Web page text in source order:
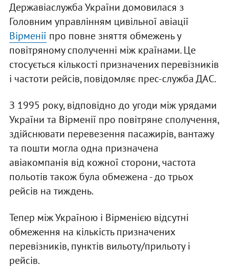
Державіаслужба України домовилася з
Головним управлінням цивільної авіації
Вірменії про повне зняття обмежень у
повітряному сполученні між країнами. Це
стосується кількості призначених перевізників
і частоти рейсів, повідомляє прес-служба ДАС.
З 1995 року, відповідно до угоди між урядами
України та Вірменії про повітряне сполучення,
здійснювати перевезення пасажирів, вантажу
та пошти могла одна призначена
авіакомпанія від кожної сторони, частота
польотів також була обмежена - до трьох
рейсів на тиждень.
Тепер між Україною і Вірменією відсутні
обмеження на кількість призначених
перевізників, пунктів вильоту/прильоту і
рейсів.